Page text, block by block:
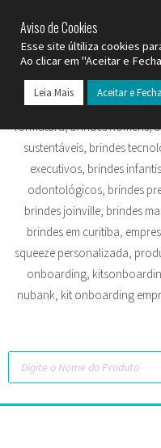
Aviso de Cookies
Esse site últiliza cookies
Ao clicar em "Aceitar e
Leia Mais Aceitar e